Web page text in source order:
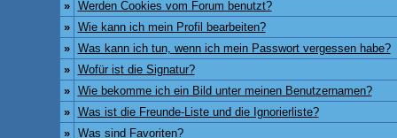
»
Werden Cookies vom Forum benutzt?
»
Wie kann ich mein Profil bearbeiten?
»
Was kann ich tun, wenn ich mein Passwort vergessen habe?
»
Wofür ist die Signatur?
»
Wie bekomme ich ein Bild unter meinen Benutzernamen?
»
Was ist die Freunde-Liste und die Ignorierliste?
»
Was sind Favoriten?